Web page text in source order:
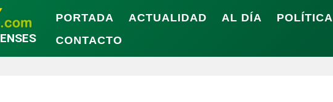
PORTADA ACTUALIDAD AL DÍA POLÍTICA
CONTACTO